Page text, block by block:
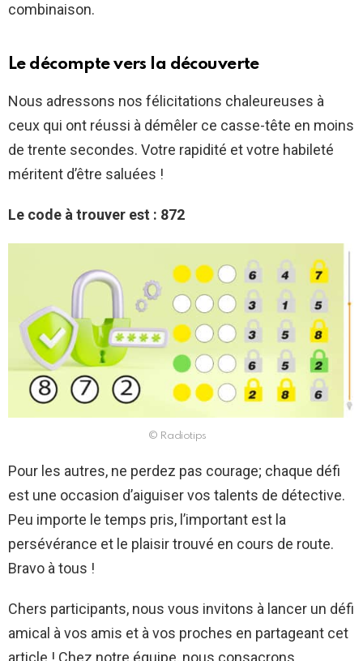
combinaison.
Le décompte vers la découverte
Nous adressons nos félicitations chaleureuses à
ceux qui ont réussi à démêler ce casse-tête en moins
de trente secondes. Votre rapidité et votre habileté
méritent d’être saluées !
Le code à trouver est : 872
© Radiotips
Pour les autres, ne perdez pas courage; chaque défi
est une occasion d’aiguiser vos talents de détective.
Peu importe le temps pris, l’important est la
persévérance et le plaisir trouvé en cours de route.
Bravo à tous !
Chers participants, nous vous invitons à lancer un défi
amical à vos amis et à vos proches en partageant cet
article ! Chez notre équipe, nous consacrons